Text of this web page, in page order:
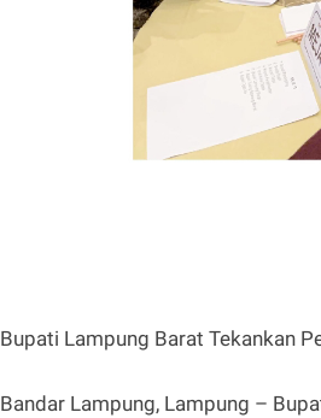
Bupati Lampung Barat Tekankan
Bandar Lampung, Lampung –